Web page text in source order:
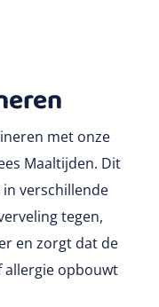
met onze
Maaltijden. Dit
verschillende
tegen,
en zorgt dat de
allergie opbouwt